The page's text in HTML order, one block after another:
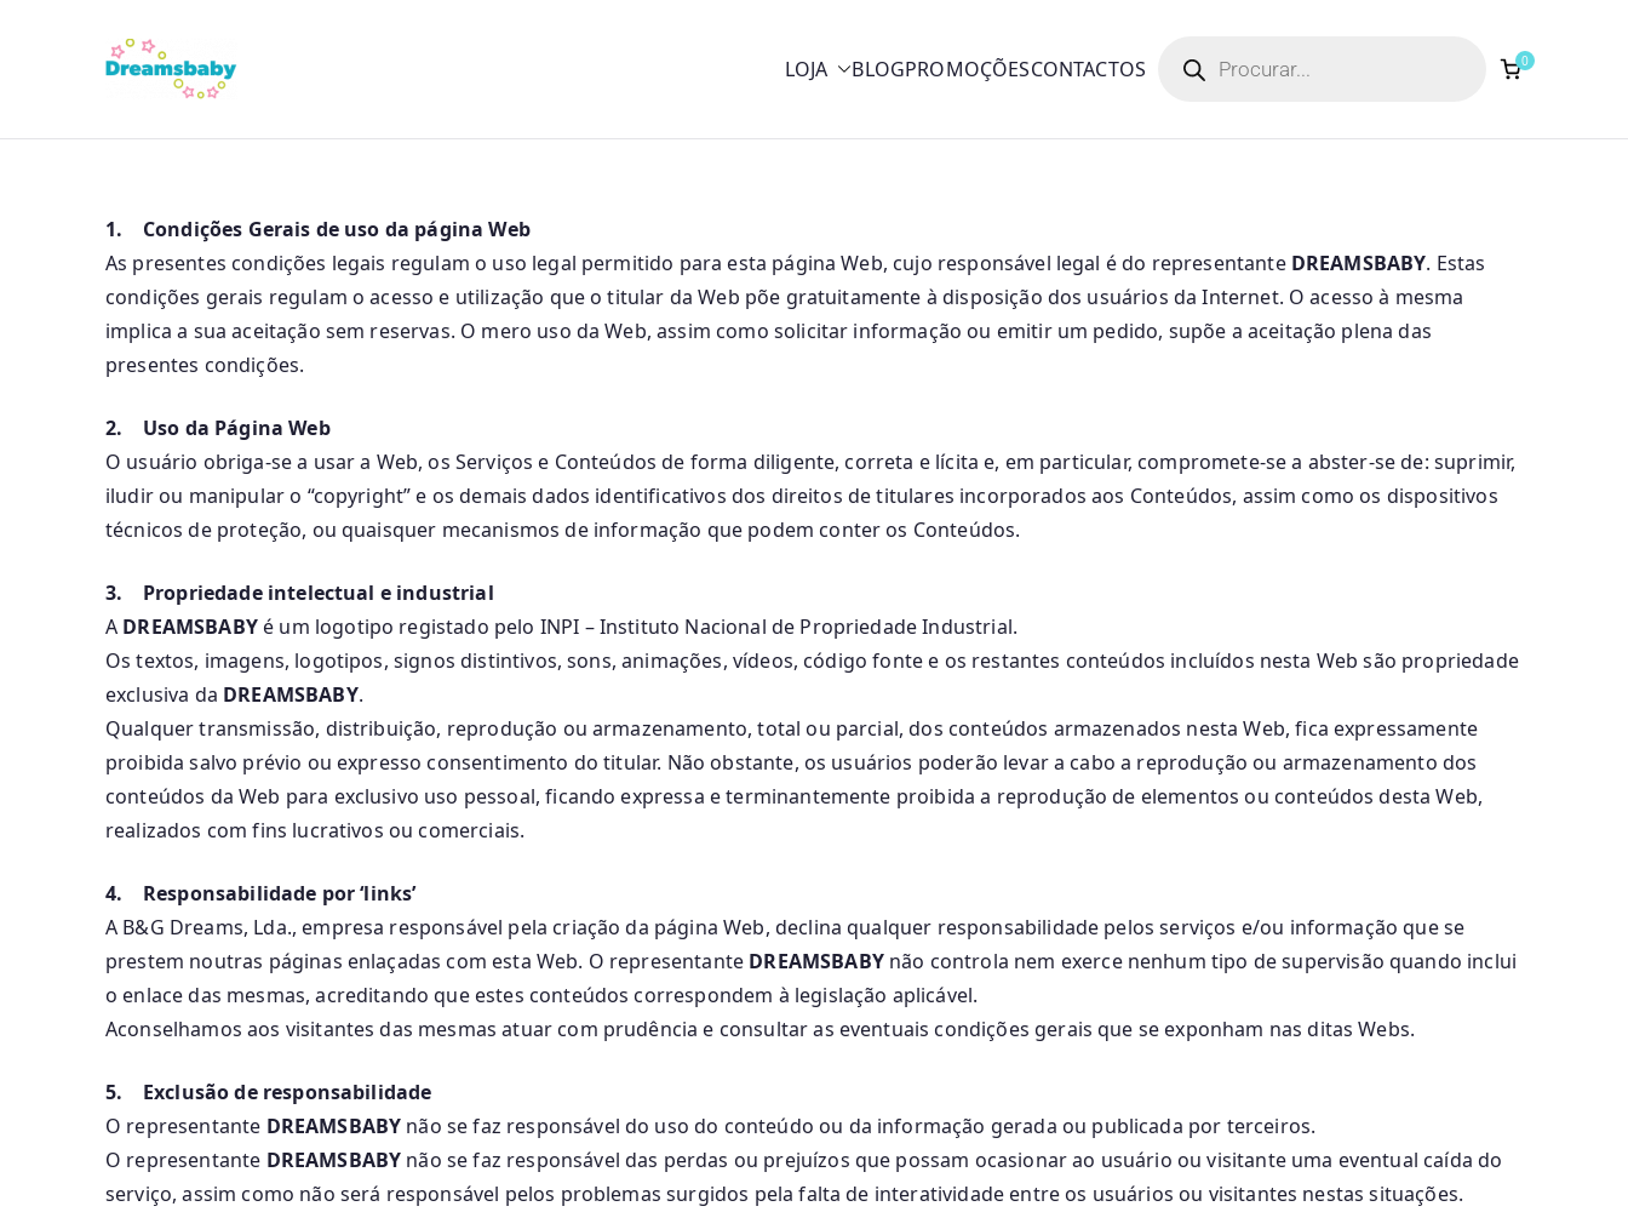
LOJA BLOGPROMOÇÕESCONTACTOS 0
1. Condições Gerais de uso da página Web
As presentes condições legais regulam o uso legal permitido para esta página Web, cujo responsável legal é do representante DREAMSBABY. Estas
condições gerais regulam o acesso e utilização que o titular da Web põe gratuitamente à disposição dos usuários da Internet. O acesso à mesma
implica a sua aceitação sem reservas. O mero uso da Web, assim como solicitar informação ou emitir um pedido, supõe a aceitação plena das
presentes condições.
2. Uso da Página Web
O usuário obriga-se a usar a Web, os Serviços e Conteúdos de forma diligente, correta e lícita e, em particular, compromete-se a abster-se de: suprimir,
iludir ou manipular o “copyright” e os demais dados identificativos dos direitos de titulares incorporados aos Conteúdos, assim como os dispositivos
técnicos de proteção, ou quaisquer mecanismos de informação que podem conter os Conteúdos.
3. Propriedade intelectual e industrial
A DREAMSBABYé um logotipo registado pelo INPI – Instituto Nacional de Propriedade Industrial.
Os textos, imagens, logotipos, signos distintivos, sons, animações, vídeos, código fonte e os restantes conteúdos incluídos nesta Web são propriedade
exclusiva da DREAMSBABY.
Qualquer transmissão, distribuição, reprodução ou armazenamento, total ou parcial, dos conteúdos armazenados nesta Web, fica expressamente
proibida salvo prévio ou expresso consentimento do titular. Não obstante, os usuários poderão levar a cabo a reprodução ou armazenamento dos
conteúdos da Web para exclusivo uso pessoal, ficando expressa e terminantemente proibida a reprodução de elementos ou conteúdos desta Web,
realizados com fins lucrativos ou comerciais.
4. Responsabilidade por ‘links’
A B&G Dreams, Lda., empresa responsável pela criação da página Web, declina qualquer responsabilidade pelos serviços e/ou informação que se
prestem noutras páginas enlaçadas com esta Web. O representante DREAMSBABYnão controla nem exerce nenhum tipo de supervisão quando inclui
o enlace das mesmas, acreditando que estes conteúdos correspondem à legislação aplicável.
Aconselhamos aos visitantes das mesmas atuar com prudência e consultar as eventuais condições gerais que se exponham nas ditas Webs.
5. Exclusão de responsabilidade
O representante DREAMSBABY não se faz responsável do uso do conteúdo ou da informação gerada ou publicada por terceiros.
O representante DREAMSBABY não se faz responsável das perdas ou prejuízos que possam ocasionar ao usuário ou visitante uma eventual caída do
serviço, assim como não será responsável pelos problemas surgidos pela falta de interatividade entre os usuários ou visitantes nestas situações.